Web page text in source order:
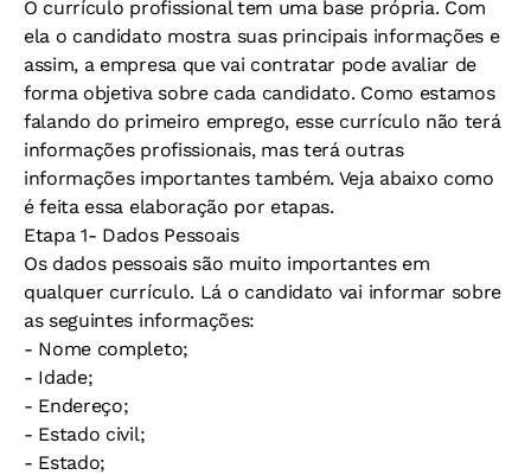
O currículo profissional tem uma base própria. Com
ela o candidato mostra suas principais informações e
assim, a empresa que vai contratar pode avaliar de
forma objetiva sobre cada candidato. Como estamos
falando do primeiro emprego, esse currículo não terá
informações profissionais, mas terá outras
informações importantes também. Veja abaixo como
é feita essa elaboração por etapas.
Etapa 1- Dados Pessoais
Os dados pessoais são muito importantes em
qualquer currículo. Lá o candidato vai informar sobre
as seguintes informações:
- Nome completo;
- Idade;
- Endereço;
- Estado civil;
- Estado;